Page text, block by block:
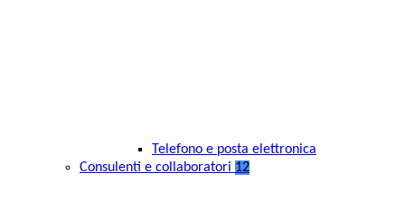
Telefono e posta elettronica
Consulenti e collaboratori 12